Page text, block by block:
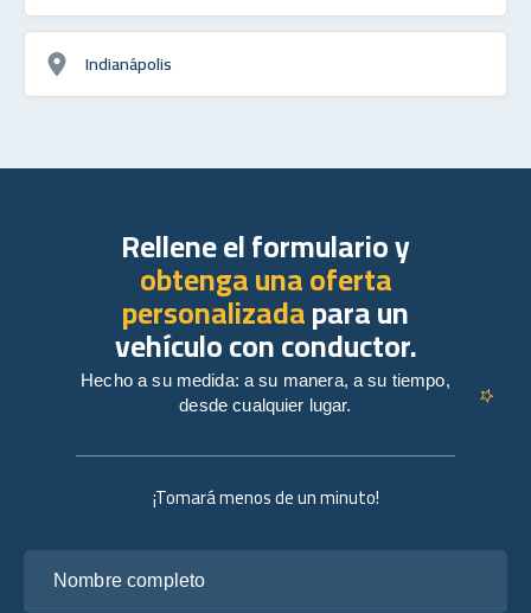
Indianápolis
¡Tomará menos de un minuto!
Rellene el formulario y
obtenga una oferta
personalizadapara un
vehículo con conductor.
Hecho a su medida: a su manera, a su tiempo,
desde cualquier lugar.